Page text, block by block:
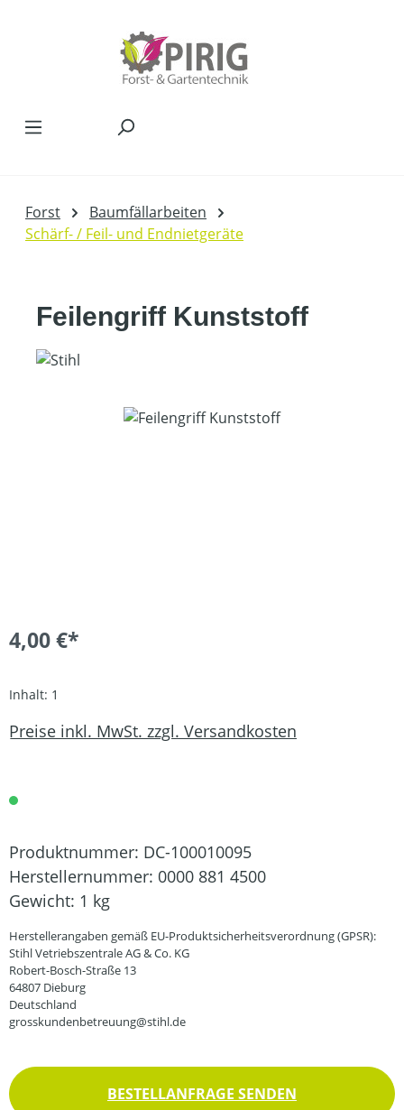
Forst
Baumfällarbeiten
Schärf- / Feil- und Endnietgeräte
Feilengriff Kunststoff
Bildergalerie überspringen
4,00 €*
Inhalt: 1
Preise inkl. MwSt. zzgl. Versandkosten
Produktnummer: DC-100010095
Herstellernummer: 0000 881 4500
Gewicht: 1 kg
Herstellerangaben gemäß EU-Produktsicherheitsverordnung (GPSR):
Stihl Vetriebszentrale AG & Co. KG
Robert-Bosch-Straße 13
64807 Dieburg
Deutschland
grosskundenbetreuung@stihl.de
BESTELLANFRAGE SENDEN